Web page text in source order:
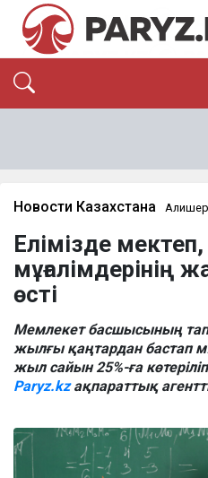
ОҚИҒА
News
Новости Казахстана
Елімізде
мұғалімдерінің
өсті
Мемлекет басшысының
жылғы қаңтардан бастап
жыл сайын 25%-ға
Paryz.kzақпараттық